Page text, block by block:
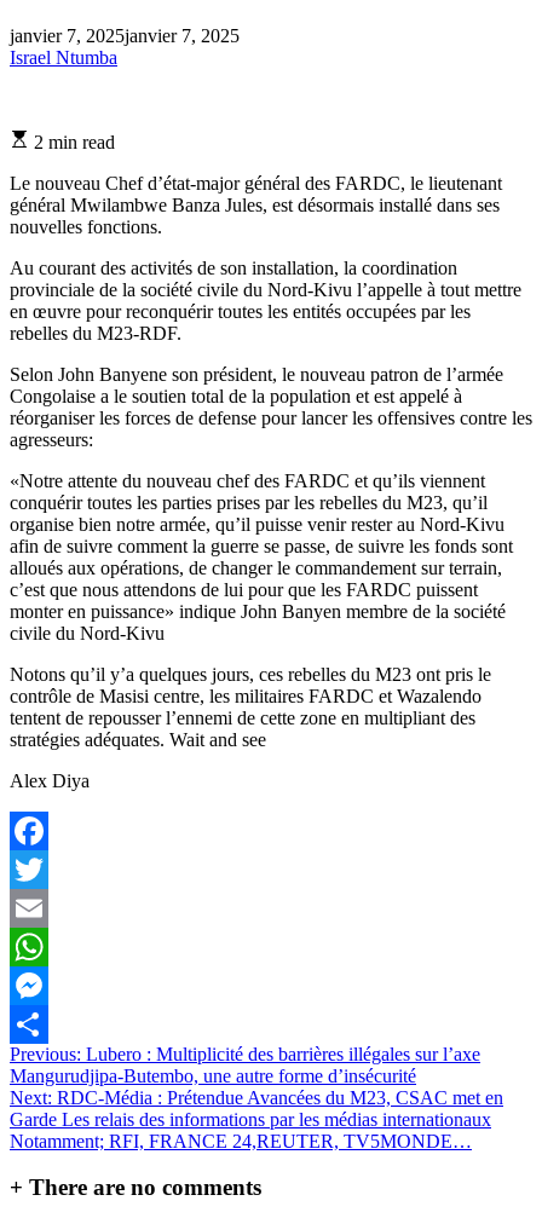
janvier 7, 2025janvier 7, 2025
Israel Ntumba
Estimated
time
2 min read
Le nouveau Chef d’état-major général des FARDC, le lieutenant
général Mwilambwe Banza Jules, est désormais installé dans ses
nouvelles fonctions.
Au courant des activités de son installation, la coordination
provinciale de la société civile du Nord-Kivu l’appelle à tout mettre
en œuvre pour reconquérir toutes les entités occupées par les
rebelles du M23-RDF.
Selon John Banyene son président, le nouveau patron de l’armée
Congolaise a le soutien total de la population et est appelé à
réorganiser les forces de defense pour lancer les offensives contre les
agresseurs:
«Notre attente du nouveau chef des FARDC et qu’ils viennent
conquérir toutes les parties prises par les rebelles du M23, qu’il
organise bien notre armée, qu’il puisse venir rester au Nord-Kivu
afin de suivre comment la guerre se passe, de suivre les fonds sont
alloués aux opérations, de changer le commandement sur terrain,
c’est que nous attendons de lui pour que les FARDC puissent
monter en puissance» indique John Banyen membre de la société
civile du Nord-Kivu
Notons qu’il y’a quelques jours, ces rebelles du M23 ont pris le
contrôle de Masisi centre, les militaires FARDC et Wazalendo
tentent de repousser l’ennemi de cette zone en multipliant des
stratégies adéquates. Wait and see
Alex Diya
Facebook
Twitter
Email
WhatsApp
Messenger
Partager
Navigation
de
l’article
Previous: Lubero : Multiplicité des barrières illégales sur l’axe
Mangurudjipa-Butembo, une autre forme d’insécurité
Next: RDC-Média : Prétendue Avancées du M23, CSAC met en
Garde Les relais des informations par les médias internationaux
Notamment; RFI, FRANCE 24,REUTER, TV5MONDE…
+ There are no comments